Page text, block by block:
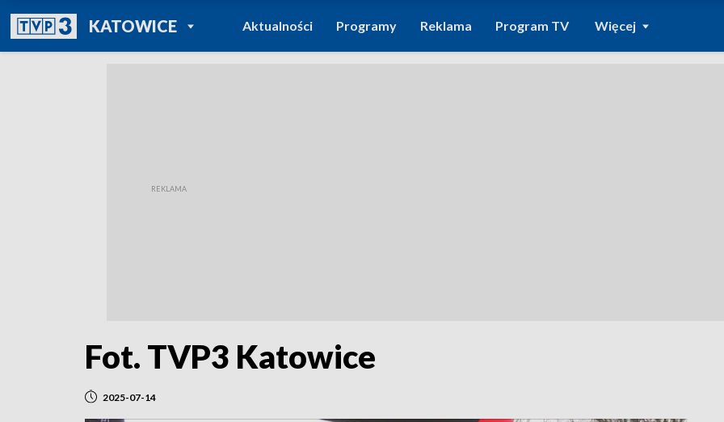
KATOWICEPOWRÓT DO
TVP REGIONY
Aktualności Programy Reklama Program TV Więcej
Fot. TVP3 Katowice
2025-07-14